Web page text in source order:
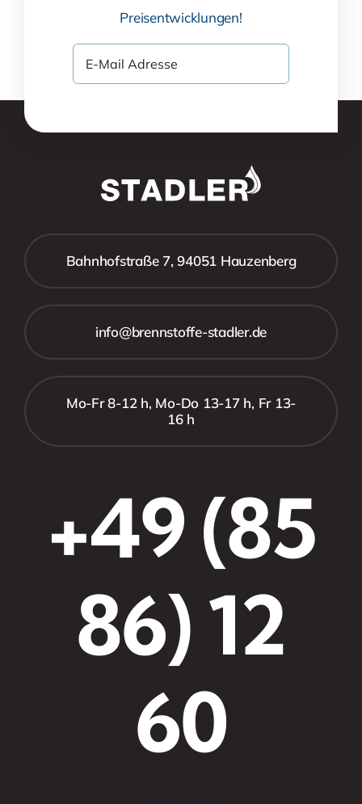
Preisentwicklungen!
Bahnhofstraße 7, 94051 Hauzenberg
info@brennstoffe-stadler.de
Mo-Fr 8-12 h, Mo-Do 13-17 h, Fr 13-
16 h
+49 (85
86) 12
60